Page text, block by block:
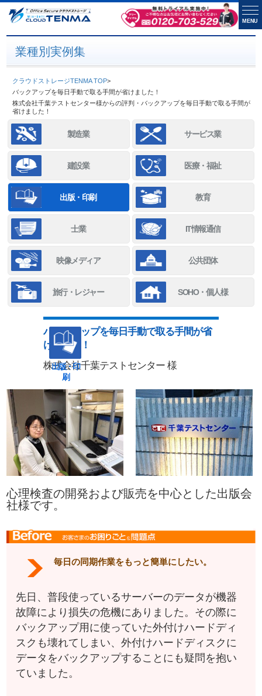
業種別実例集
クラウドストレージTENMA TOP>
バックアップを毎日手動で取る手間が省けました！
株式会社千葉テストセンター様からの評判・バックアップを毎日手動で取る手間が
省けました！
製造業 サービス業
建設業 医療・福祉
出版・印刷 教育
士業 IT情報通信
映像メディア 公共団体
旅行・レジャー SOHO・個人様
出版・印
刷
バックアップを毎日手動で取る手間が省
けました！
株式会社千葉テストセンター 様
心理検査の開発および販売を中心とした出版会
社様です。
毎日の同期作業をもっと簡単にしたい。
先日、普段使っているサーバーのデータが機器
故障により損失の危機にありました。その際に
バックアップ用に使っていた外付けハードディ
スクも壊れてしまい、外付けハードディスクに
データをバックアップすることにも疑問を抱い
ていました。
MENU